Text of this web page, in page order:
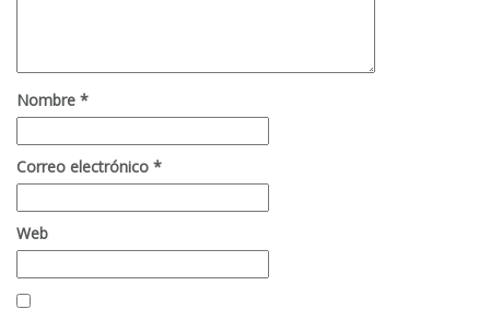
Nombre *
Correo electrónico *
Web